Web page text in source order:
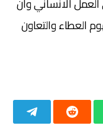
الانساني وان
والتعاون